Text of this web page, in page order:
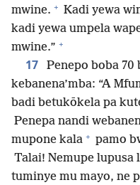
mwine. + Kadi yewa
kadi yewa umpela
mwine.” +
17
Penepo boba 70
kebanena’mba: “A
badi betukōkela pa
Penepa nandi
mupone kala + pamo
Talai! Nemupe lupusa
tuminye mu mayo, ne